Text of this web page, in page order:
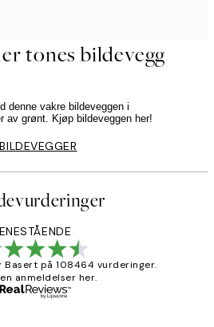
tones bildevegg
denne vakre bildeveggen i
av grønt. Kjøp bildeveggen her!
BILDEVEGGER
ENESTÅENDE
Basert på 108464 vurderinger.
anmeldelser her.